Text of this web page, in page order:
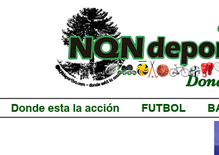
Donde esta la acción FUTBOL